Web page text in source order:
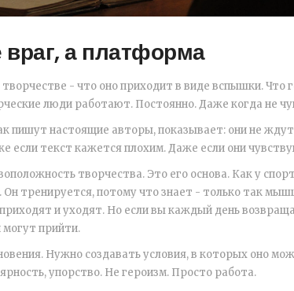
а платформа
- что оно приходит в виде вспышки. Что
люди работают. Постоянно. Даже когда не
пишут настоящие авторы, показывает: они не
если текст кажется плохим. Даже если они
творчества. Это его основа. Как у
Он тренируется, потому что знает - только так
и уходят. Но если вы каждый день
могут прийти.
Нужно создавать условия, в которых оно
упорство. Не героизм. Просто работа.